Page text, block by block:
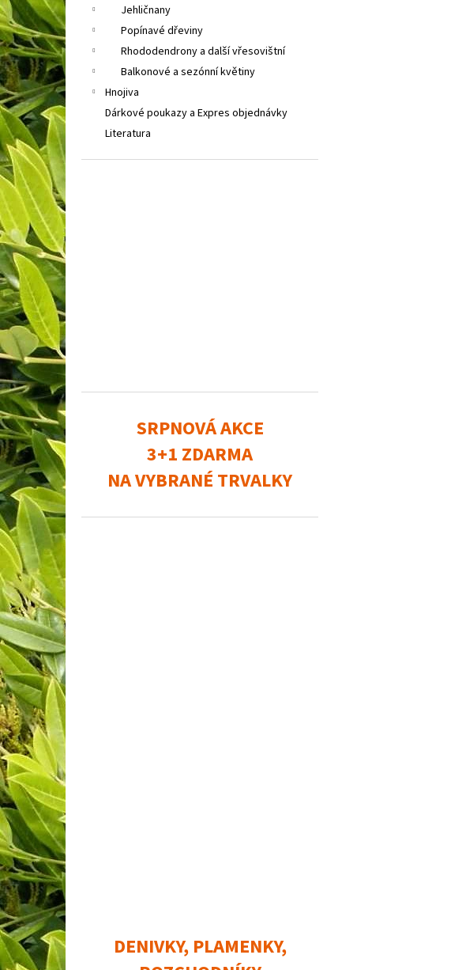
Jehličnany
Popínavé dřeviny
Rhododendrony a další vřesovištní
Balkonové a sezónní květiny
Hnojiva
Dárkové poukazy a Expres objednávky
Literatura
SRPNOVÁ AKCE
3+1 ZDARMA
NA VYBRANÉ TRVALKY
DENIVKY, PLAMENKY,